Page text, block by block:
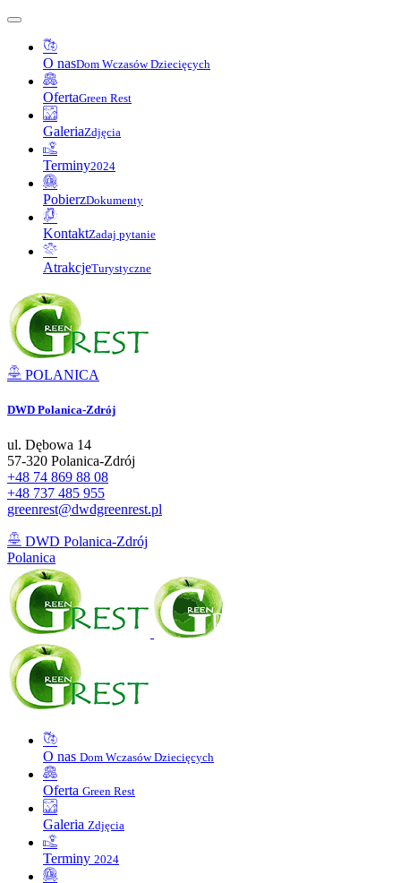
O nasDom Wczasów Dziecięcych
OfertaGreen Rest
GaleriaZdjęcia
Terminy2024
PobierzDokumenty
KontaktZadaj pytanie
AtrakcjeTurystyczne
POLANICA
DWD Polanica-Zdrój
ul. Dębowa 14
57-320 Polanica-Zdrój
+48 74 869 88 08
+48 737 485 955
greenrest@dwdgreenrest.pl
DWD Polanica-Zdrój
Polanica
O nas Dom Wczasów Dziecięcych
Oferta Green Rest
Galeria Zdjęcia
Terminy 2024